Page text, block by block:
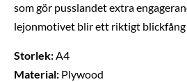
som gör pusslandet extra
lejonmotivet blir ett riktigt blickfång
Storlek: A4
Material: Plywood